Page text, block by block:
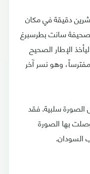
دقيقة في مكان
صحيفة سانت بطرسبرغ
الإطار الصحيح
وهو نسر آخر
الصورة سلبية. فقد
بها الصورة
السودان.